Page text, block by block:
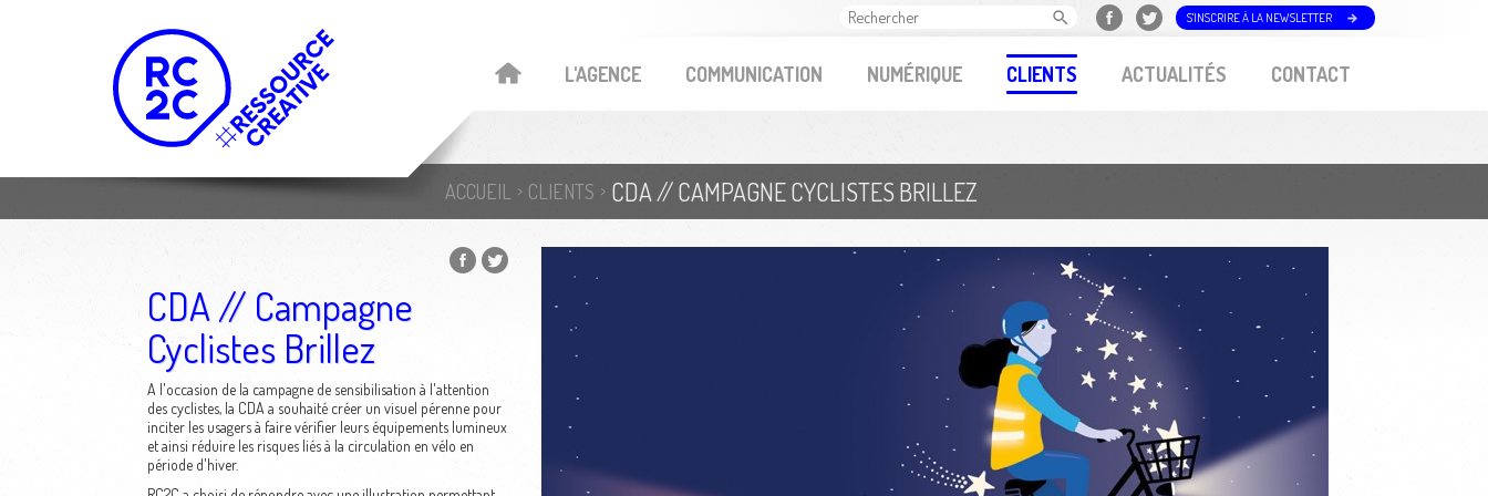
L'AGENCE COMMUNICATION NUMÉRIQUE CLIENTS ACTUALITÉS CONTACT
S'INSCRIRE À LA NEWSLETTER
ACCUEIL CLIENTS CDA // CAMPAGNE CYCLISTES BRILLEZ
CDA // Campagne
Cyclistes Brillez
A l'occasion de la campagne de sensibilisation à l'attention
des cyclistes, la CDA a souhaité créer un visuel pérenne pour
inciter les usagers à faire vérifier leurs équipements lumineux
et ainsi réduire les risques liés à la circulation en vélo en
période d'hiver.